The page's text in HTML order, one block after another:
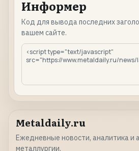
Информер
Код для вывода последних
вашем сайте.
Metaldaily.ru
Ежедневные новости, аналитика и
металлургии.